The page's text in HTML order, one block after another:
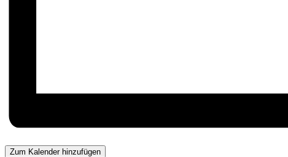
Zum Kalender hinzufügen